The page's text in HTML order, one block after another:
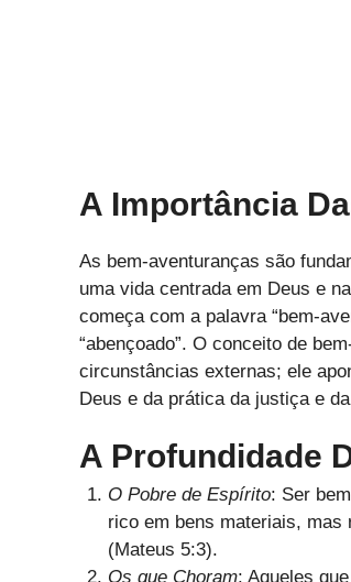
A Importância
As bem-aventuranças são
uma vida centrada em Deus e
começa com a palavra “bem-
“abençoado”. O conceito de
circunstâncias externas; ele
Deus e da prática da justiça e
A Profundidade
O Pobre de Espírito: Ser
rico em bens materiais, mas
(Mateus 5:3).
Os que Choram: Aqueles